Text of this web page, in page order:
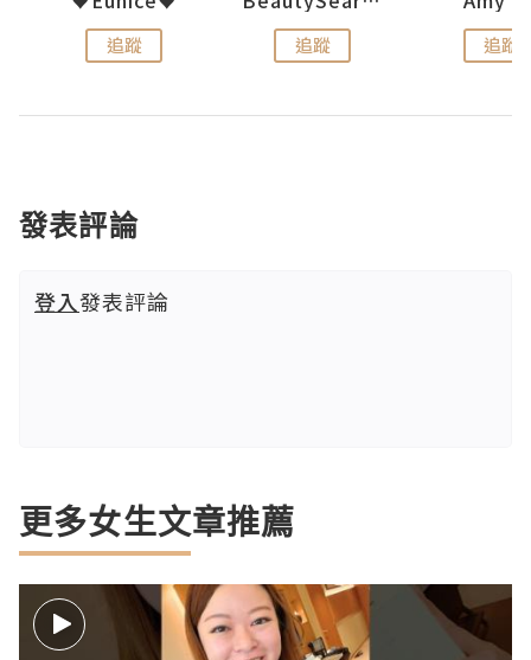
追蹤 追蹤 追蹤
發表評論
登入發表評論
更多女生文章推薦